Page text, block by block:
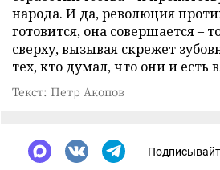
народа. И да, революция
готовится, она совершается –
сверху, вызывая скрежет
тех, кто думал, что они и есть
Текст: Петр Акопов